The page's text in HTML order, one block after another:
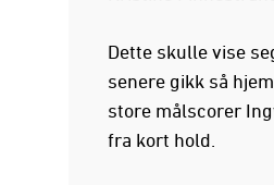
Dette skulle vise
senere gikk så
store målscorer
fra kort hold.